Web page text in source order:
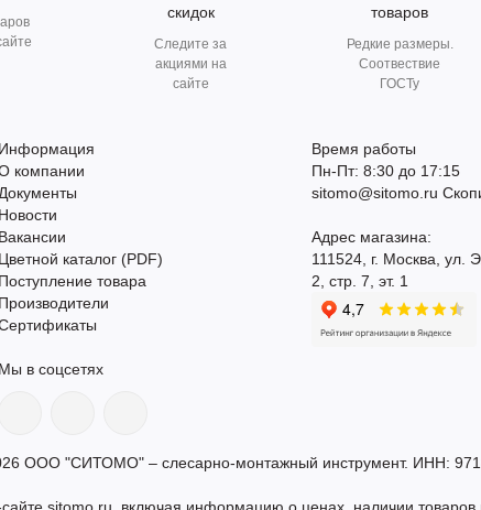
скидок
Следите за
акциями на
сайте
товаров
Редкие размеры.
Соотвествие
ГОСТу
Информация
компании
Документы
Новости
Вакансии
Цветной каталог (PDF)
Поступление товара
Производители
Мы в соцсетях
Время работы
Пн-Пт: 8:30 до 17:15
sitomo@sitomo.ru
Адрес магазина:
111524, г. Москва, ул.
2, стр. 7, эт. 1
ООО "СИТОМО" – слесарно-монтажный инструмент. ИНН: